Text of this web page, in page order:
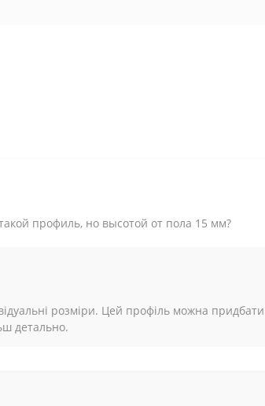
профиль, но высотой от пола 15 мм?
розміри. Цей профіль можна
детально.